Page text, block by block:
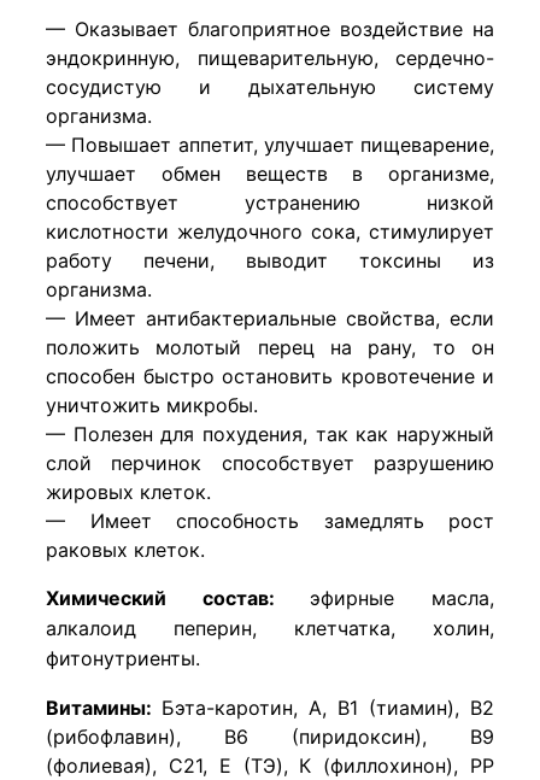
— Оказывает благоприятное воздействие на
эндокринную, пищеварительную, сердечно-
сосудистую и дыхательную систему
организма.
— Повышает аппетит, улучшает пищеварение,
улучшает обмен веществ в организме,
способствует устранению низкой
кислотности желудочного сока, стимулирует
работу печени, выводит токсины из
организма.
— Имеет антибактериальные свойства, если
положить молотый перец на рану, то он
способен быстро остановить кровотечение и
уничтожить микробы.
— Полезен для похудения, так как наружный
слой перчинок способствует разрушению
жировых клеток.
— Имеет способность замедлять рост
раковых клеток.
Химический состав: эфирные масла,
алкалоид пеперин, клетчатка, холин,
фитонутриенты.
Витамины: Бэта-каротин, A, B1 (тиамин), B2
(рибофлавин), B6 (пиридоксин), B9
(фолиевая), C21, E (ТЭ), К (филлохинон), PP